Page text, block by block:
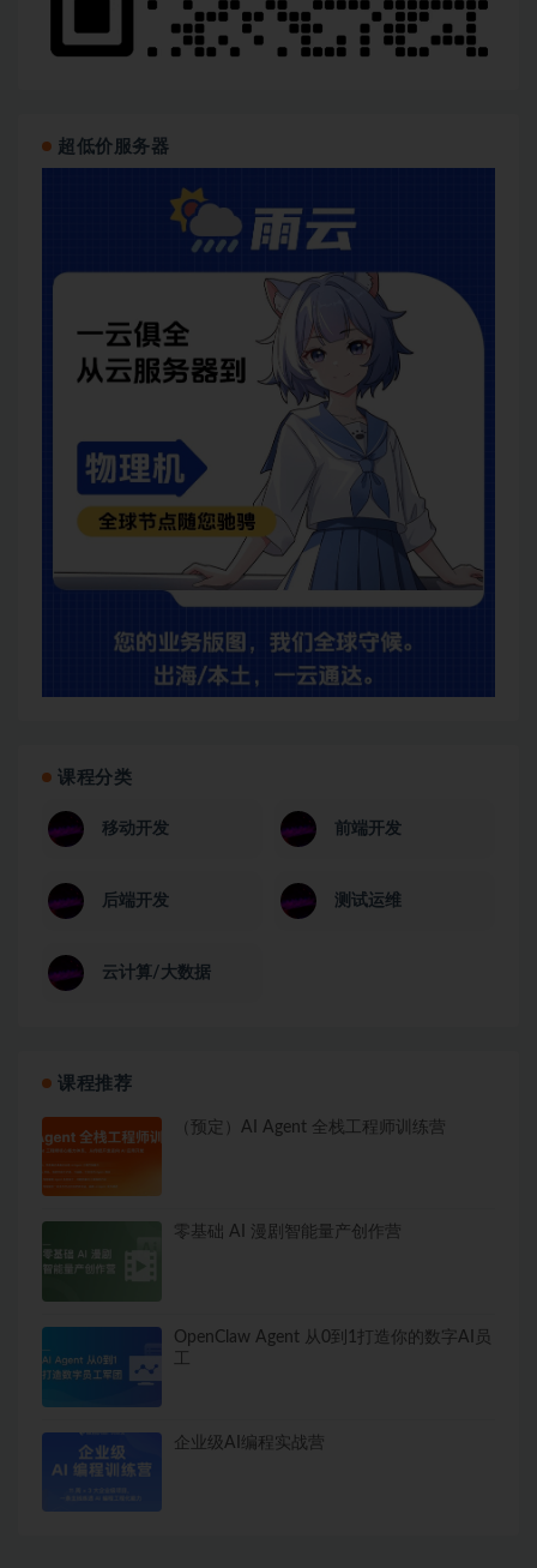
超低价服务器
课程分类
移动开发 前端开发
后端开发 测试运维
云计算/大数据
课程推荐
（预定）AI Agent 全栈工程师训练营
零基础 AI 漫剧智能量产创作营
OpenClaw Agent 从0到1打造你的数字AI员
工
企业级AI编程实战营